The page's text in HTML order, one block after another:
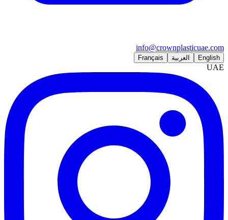
info@crownplasticuae.com
English العربية Français
UAE